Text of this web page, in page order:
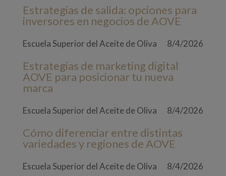
Estrategias de salida: opciones para
inversores en negocios de AOVE
Escuela Superior del Aceite de Oliva 8/4/2026
Estrategias de marketing digital
AOVE para posicionar tu nueva
marca
Escuela Superior del Aceite de Oliva 8/4/2026
Cómo diferenciar entre distintas
variedades y regiones de AOVE
Escuela Superior del Aceite de Oliva 8/4/2026